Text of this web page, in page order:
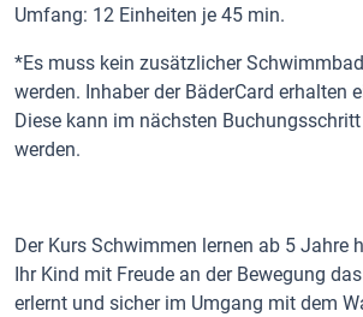
Umfang: 12 Einheiten je 45 min.
*Es muss kein zusätzlicher
werden. Inhaber der BäderCard erhalten
Diese kann im nächsten
werden.
Der Kurs Schwimmen lernen ab 5 Jahre
Ihr Kind mit Freude an der Bewegung
erlernt und sicher im Umgang mit dem